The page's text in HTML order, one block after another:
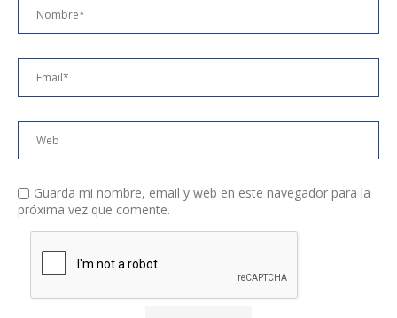
Guarda mi nombre, email y web en este navegador para la
próxima vez que comente.